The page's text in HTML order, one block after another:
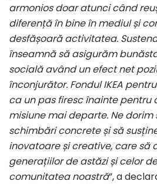
armonios doar atunci când
diferență în bine în mediul și
desfășoară activitatea.
înseamnă să asigurăm
socială având un efect net
înconjurător. Fondul IKEA
ca un pas firesc înainte pentru
misiune mai departe. Ne
schimbări concrete și să
inovatoare și creative, care să
generațiilor de astăzi și celor
comunitatea noastră”, a